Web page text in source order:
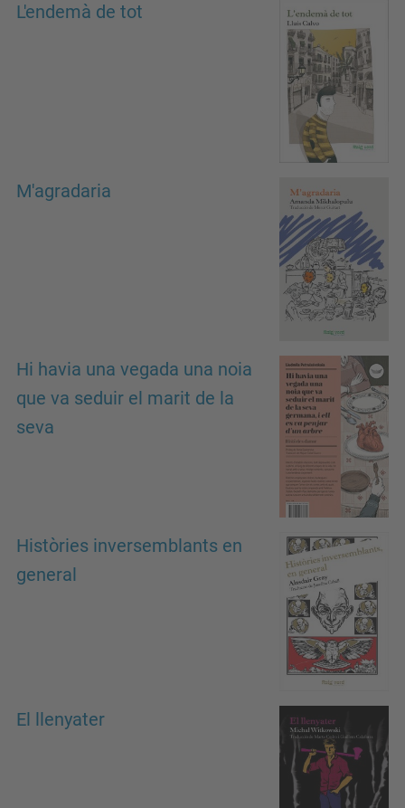
L'endemà de tot
M'agradaria
Hi havia una vegada una noia
que va seduir el marit de la
seva
Històries inversemblants en
general
El llenyater